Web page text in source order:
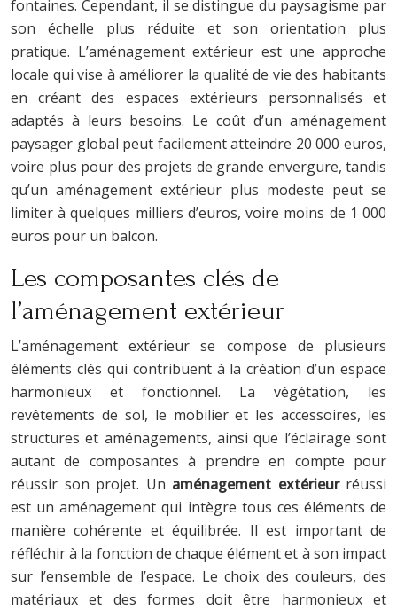
fontaines. Cependant, il se distingue du paysagisme par
son échelle plus réduite et son orientation plus
pratique. L’aménagement extérieur est une approche
locale qui vise à améliorer la qualité de vie des habitants
en créant des espaces extérieurs personnalisés et
adaptés à leurs besoins. Le coût d’un aménagement
paysager global peut facilement atteindre 20 000 euros,
voire plus pour des projets de grande envergure, tandis
qu’un aménagement extérieur plus modeste peut se
limiter à quelques milliers d’euros, voire moins de 1 000
euros pour un balcon.
Les composantes clés de
l’aménagement extérieur
L’aménagement extérieur se compose de plusieurs
éléments clés qui contribuent à la création d’un espace
harmonieux et fonctionnel. La végétation, les
revêtements de sol, le mobilier et les accessoires, les
structures et aménagements, ainsi que l’éclairage sont
autant de composantes à prendre en compte pour
réussir son projet. Un aménagement extérieur réussi
est un aménagement qui intègre tous ces éléments de
manière cohérente et équilibrée. Il est important de
réfléchir à la fonction de chaque élément et à son impact
sur l’ensemble de l’espace. Le choix des couleurs, des
matériaux et des formes doit être harmonieux et